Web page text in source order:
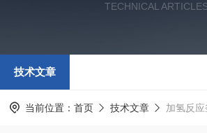
TECHNICAL
技术文章
当前位置： 首页 技术文章 加氢反